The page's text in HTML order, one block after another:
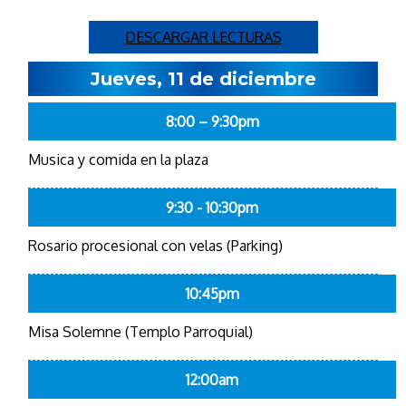
DESCARGAR LECTURAS
Jueves, 11 de diciembre
8:00 – 9:30pm
Musica y comida en la plaza
9:30 - 10:30pm
Rosario procesional con velas (Parking)
10:45pm
Misa Solemne (Templo Parroquial)
12:00am